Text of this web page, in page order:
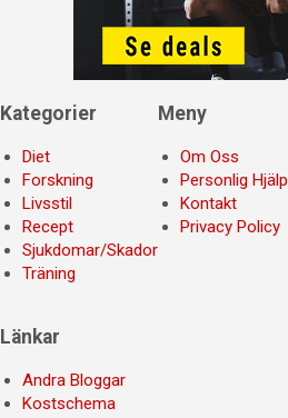
Kategorier
Diet
Forskning
Livsstil
Recept
Sjukdomar/Skador
Träning
Meny
Om Oss
Personlig Hjälp
Kontakt
Privacy Policy
Länkar
Andra Bloggar
Kostschema